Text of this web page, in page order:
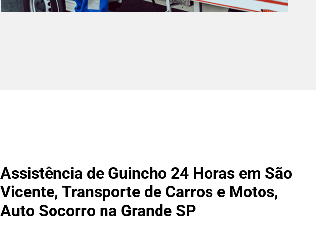
Assistência de Guincho 24 Horas em São
Vicente, Transporte de Carros e Motos,
Auto Socorro na Grande SP